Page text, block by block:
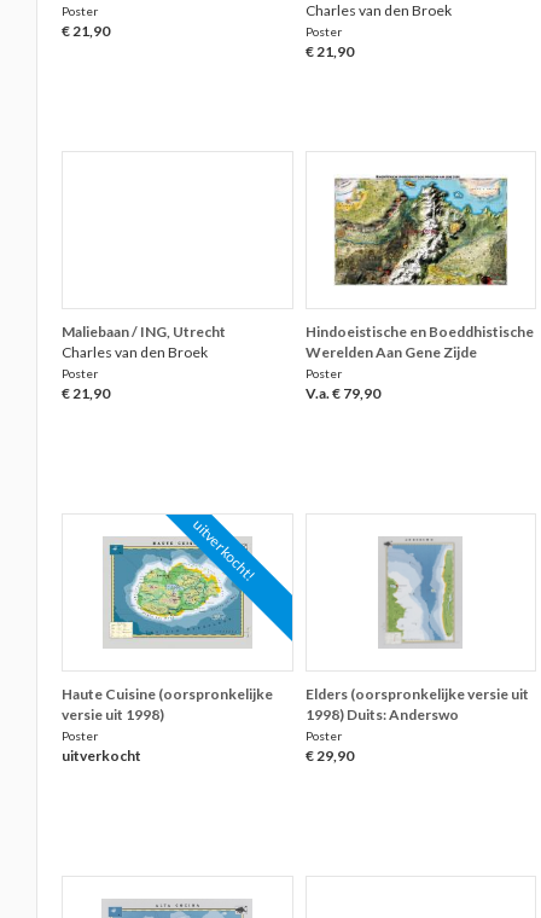
Poster
€ 21,90
Charles van den Broek
Poster
€ 21,90
Maliebaan / ING, Utrecht
Charles van den Broek
Poster
€ 21,90
Hindoeistische en Boeddhistische
Werelden Aan Gene Zijde
Poster
V.a. € 79,90
uitverkocht!
Haute Cuisine (oorspronkelijke
versie uit 1998)
Poster
uitverkocht
Elders (oorspronkelijke versie uit
1998) Duits: Anderswo
Poster
€ 29,90